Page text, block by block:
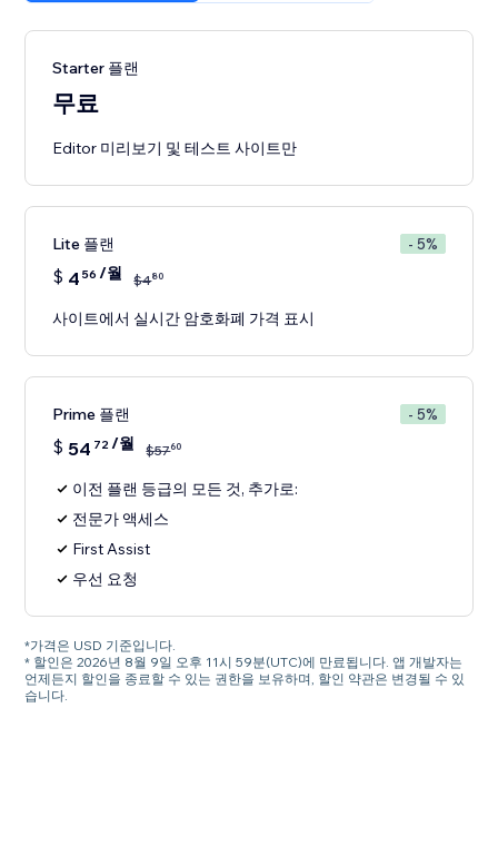
Starter 플랜
무료
Editor 미리보기 및 테스트 사이트만
Lite 플랜 - 5%
$ 4 56 /월 $480
사이트에서 실시간 암호화폐 가격 표시
Prime 플랜 - 5%
$ 54 72/월 $5760
이전 플랜 등급의 모든 것, 추가로:
전문가 액세스
First Assist
우선 요청
*가격은 USD 기준입니다.
* 할인은 2026년 8월 9일 오후 11시 59분(UTC)에 만료됩니다. 앱 개발자는
언제든지 할인을 종료할 수 있는 권한을 보유하며, 할인 약관은 변경될 수 있
습니다.